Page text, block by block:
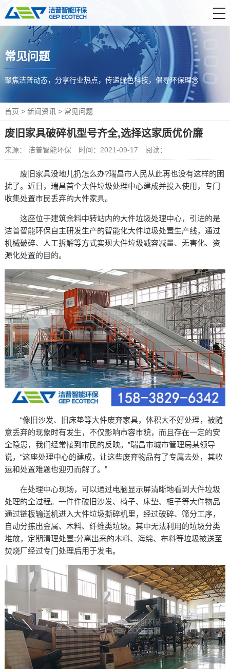
首 页
解决方案
服务支持
常见问题
聚焦洁普动态，分享行业热点，传递绿色科技，倡导环保理念
首页 > 新闻资讯 > 常见问题
废旧家具破碎机型号齐全,选择这家质优价廉
来源： 洁普智能环保 时间：2021-09-17 阅读：
废旧家具没地儿扔怎么办?瑞昌市人民从此再也没有这样的困
扰了。近日，瑞昌首个大件垃圾处理中心建成并投入使用，专门
收集处置市民丢弃的大件家具。
这座位于建筑余料中转站内的大件垃圾处理中心，引进的是
洁普智能环保自主研发生产的智能化大件垃圾处置生产线，通过
机械破碎、人工拆解等方式实现大件垃圾减容减量、无害化、资
源化处置的目的。
“像旧沙发、旧床垫等大件废弃家具，体积大不好处理，被随
意丢弃的现象时有发生，不仅影响市容市貌，而且存在一定的安
全隐患，我们经常接到市民的反映。”瑞昌市城市管理局某领导
说，“这座处理中心的建成，让这些废弃物品有了专属去处，其收
运和处置难题也迎刃而解了。”
在处理中心现场，可以通过电脑显示屏清晰地看到大件垃圾
处理的全过程。一件件破旧沙发、椅子、床垫、柜子等大件物品
通过链板输送机进入大件垃圾撕碎机里，经过破碎、筛分工序，
自动分拣出金属、木料、纤维类垃圾。其中无法利用的垃圾分类
堆放，定期清理处置;分离出来的木料、海绵、布料等垃圾被送至
焚烧厂经过专门处理后用于发电。